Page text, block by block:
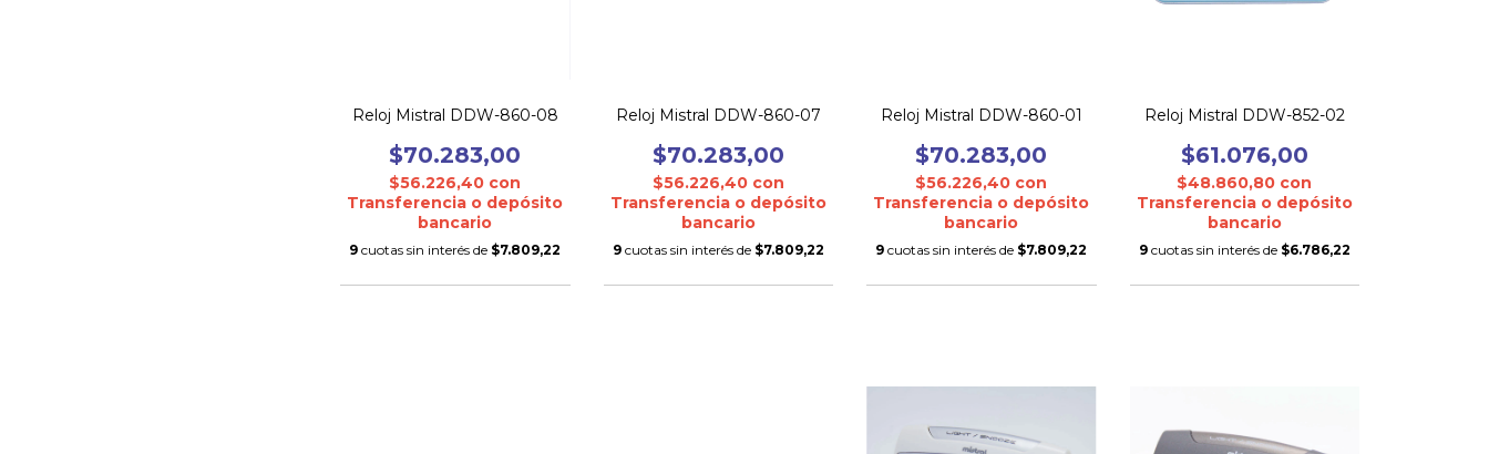
Reloj Mistral DDW-860-08
$70.283,00
$56.226,40 con
Transferencia o depósito
bancario
9 cuotas sin interés de $7.809,22
Reloj Mistral DDW-860-07
$70.283,00
$56.226,40 con
Transferencia o depósito
bancario
9 cuotas sin interés de $7.809,22
Reloj Mistral DDW-860-01
$70.283,00
$56.226,40 con
Transferencia o depósito
bancario
9 cuotas sin interés de $7.809,22
Reloj Mistral DDW-852-02
$61.076,00
$48.860,80 con
Transferencia o depósito
bancario
9 cuotas sin interés de $6.786,22